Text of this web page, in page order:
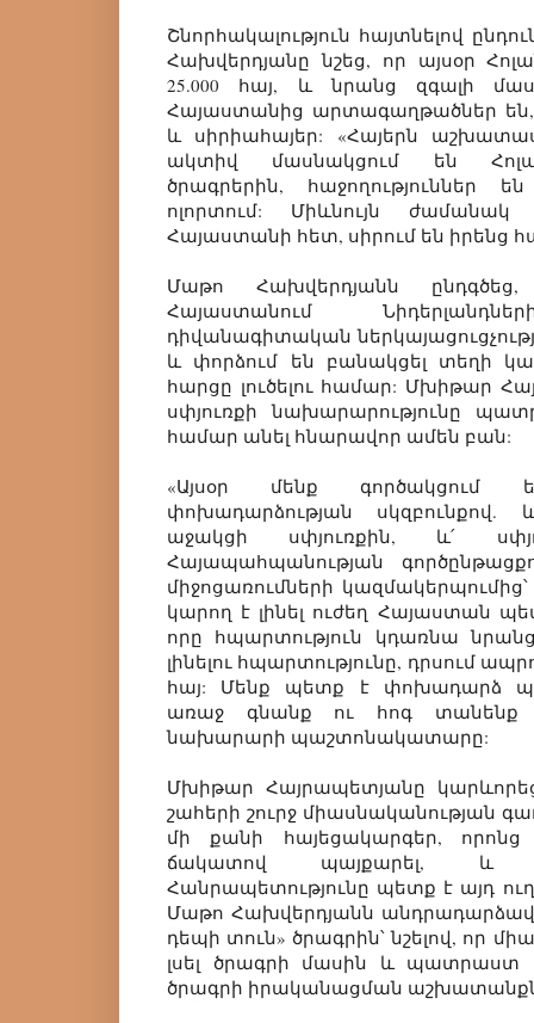
Շնորհակալություն հայտնելով
Հախվերդյանը նշեց, որ այսօր
25.000 հայ, և նրանց զգալի
Հայաստանից արտագաղթածներ
և սիրիահայեր: «Հայերն
ակտիվ մասնակցում են
ծրագրերին, հաջողություններ
ոլորտում: Միևնույն
Հայաստանի հետ, սիրում են իրենց
Մաթո Հախվերդյանն
Հայաստանում
դիվանագիտական
և փորձում են բանակցել տեղի
հարցը լուծելու համար: Մխիթար
սփյուռքի նախարարությունը
համար անել հնարավոր ամեն բան:
«Այսօր մենք գործակցում
փոխադարձության
աջակցի սփյուռքին, և՛
Հայապահպանության
միջոցառումների
կարող է լինել ուժեղ Հայաստան
որը հպարտություն կդառնա
լինելու հպարտությունը, դրսում
հայ: Մենք պետք է փոխադարձ
առաջ գնանք ու հոգ տանենք
նախարարի պաշտոնակատարը:
Մխիթար Հայրապետյանը
շահերի շուրջ միասնականության
մի քանի հայեցակարգեր,
ճակատով պայքարել, և
Հանրապետությունը պետք է այդ
Մաթո Հախվերդյանն
դեպի տուն» ծրագրին՝ նշելով, որ
լսել ծրագրի մասին և պատրաստ
ծրագրի իրականացման